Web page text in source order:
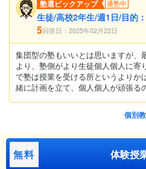
塾選ピックアップ 通塾中
生徒/高校2年生/週1日/目的
5回答日：2025年02月22日
集団型の塾もいいとは思いますが、
より、塾側がより生徒個人個人に寄
で塾は授業を受ける所というよりか
緒に計画を立て、個人個人が頑張る
個別
無料 体験授